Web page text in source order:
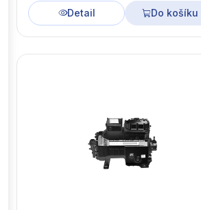
Detail Do košíku